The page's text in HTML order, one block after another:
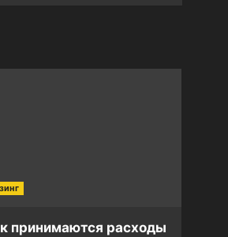
принимаются расходы